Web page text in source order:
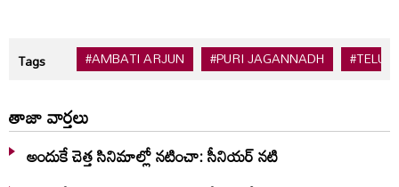
Tags #AMBATI ARJUN #PURI JAGANNADH
తాజా వార్తలు
అందుకే చెత్త సినిమాల్లో నటించా: సీనియర్ నటి